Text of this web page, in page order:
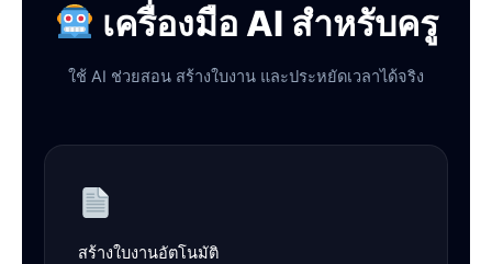
เครื่องมือ AI สำหรับครู
ใช้ AI ช่วยสอน สร้างใบงาน และประหยัดเวลาได้จริง
สร้างใบงานอัตโนมัติ